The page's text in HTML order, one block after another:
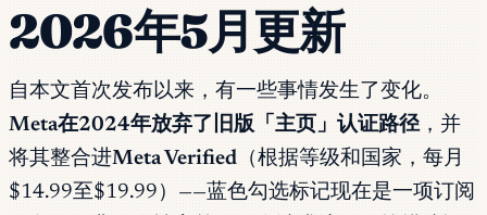
2026年5月更新
自本文首次发布以来，有一些事情发生了变化。
Meta在2024年放弃了旧版「主页」认证路径，并
将其整合进Meta Verified （根据等级和国家，每月
$14.99至$19.99）——蓝色勾选标记现在是一项订阅